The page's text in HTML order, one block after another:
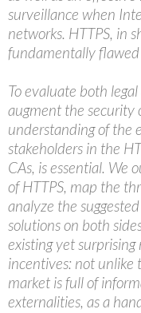
surveillance when
networks. HTTPS, in
fundamentally
To evaluate both
augment the security
understanding of the
stakeholders in the
CAs, is essential. We
of HTTPS, map the
analyze the
solutions on both
existing yet
incentives: not unlike
market is full of
externalities, as a